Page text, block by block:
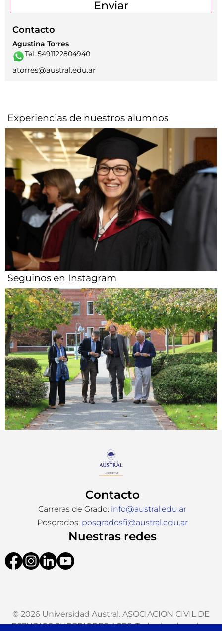
Contacto
Agustina Torres
Tel: 5491122804940
atorres@austral.edu.ar
Experiencias de nuestros alumnos​
Seguinos en Instagram
Contacto
Carreras de Grado: info@austral.edu.ar
Posgrados: posgradosfi@austral.edu.ar
Nuestras redes
© 2026 Universidad Austral. ASOCIACION CIVIL DE
ESTUDIOS SUPERIORES ACES. Todos los derechos